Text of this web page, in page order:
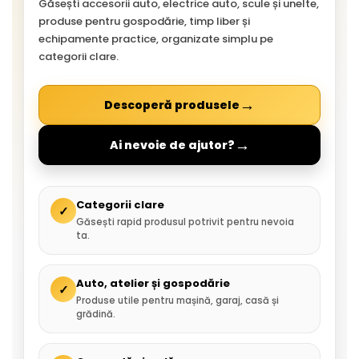
Găsești accesorii auto, electrice auto, scule și unelte,
produse pentru gospodărie, timp liber și
echipamente practice, organizate simplu pe
categorii clare.
Descoperă produsele →
Ai nevoie de ajutor? →
✓ Categorii clare
Găsești rapid produsul potrivit pentru nevoia
ta.
✓ Auto, atelier și gospodărie
Produse utile pentru mașină, garaj, casă și
grădină.